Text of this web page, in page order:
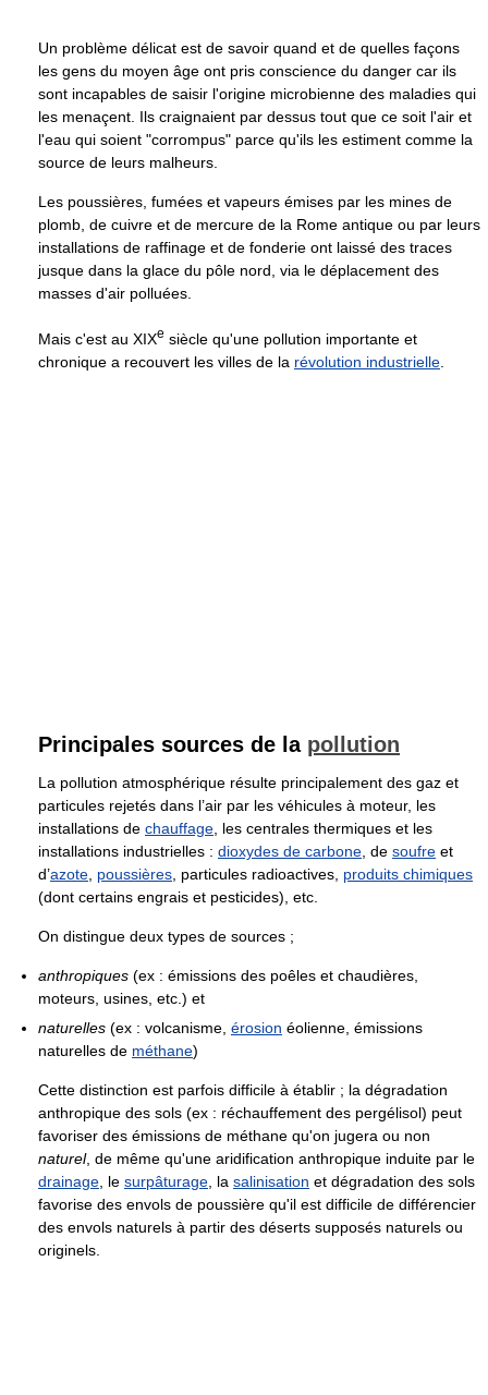
Un problème délicat est de savoir quand et de quelles façons
les gens du moyen âge ont pris conscience du danger car ils
sont incapables de saisir l'origine microbienne des maladies qui
les menaçent. Ils craignaient par dessus tout que ce soit l'air et
l'eau qui soient "corrompus" parce qu'ils les estiment comme la
source de leurs malheurs.
Les poussières, fumées et vapeurs émises par les mines de
plomb, de cuivre et de mercure de la Rome antique ou par leurs
installations de raffinage et de fonderie ont laissé des traces
jusque dans la glace du pôle nord, via le déplacement des
masses d'air polluées.
Mais c'est au XIXe siècle qu'une pollution importante et
chronique a recouvert les villes de la révolution industrielle
Principales sources de la pollution
La pollution atmosphérique résulte principalement des gaz et
particules rejetés dans l’air par les véhicules à moteur, les
installations de chauffage , les centrales thermiques et les
installations industrielles : dioxydes de carbone , de soufre et
d’azote poussières , particules radioactives, produits chimiques
(dont certains engrais et pesticides), etc.
On distingue deux types de sources ;
anthropiques (ex : émissions des poêles et chaudières,
moteurs, usines, etc.) et
naturelles (ex : volcanisme, érosion éolienne, émissions
naturelles de méthane)
Cette distinction est parfois difficile à établir ; la dégradation
anthropique des sols (ex : réchauffement des pergélisol) peut
favoriser des émissions de méthane qu'on jugera ou non
naturel, de même qu'une aridification anthropique induite par le
drainage , le surpâturage , la salinisation et dégradation des sols
favorise des envols de poussière qu'il est difficile de différencier
des envols naturels à partir des déserts supposés naturels ou
originels.